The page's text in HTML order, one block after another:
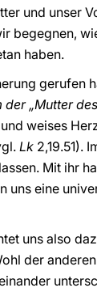
und unser
begegnen,
haben.
gerufen
„Mutter
weises
Lk 2,19.51).
Mit ihr
uns eine
uns also
der